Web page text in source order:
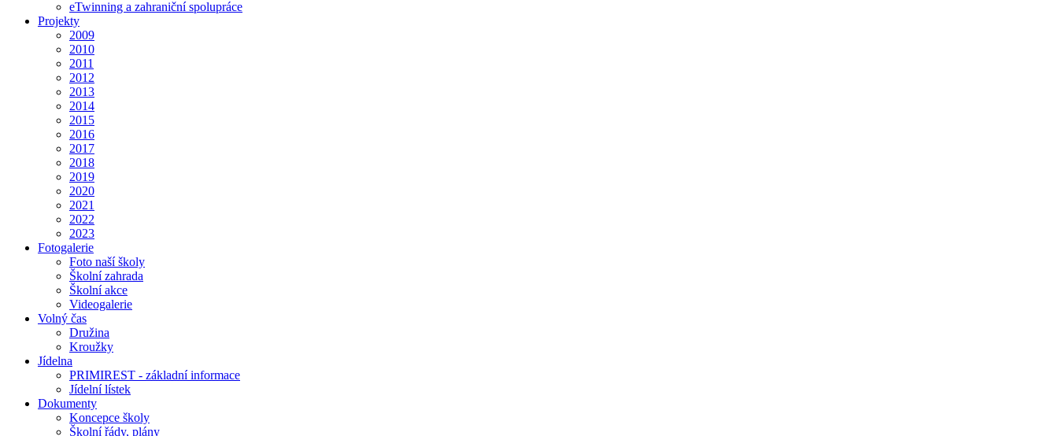
eTwinning a zahraniční spolupráce
Projekty
2009
2010
2011
2012
2013
2014
2015
2016
2017
2018
2019
2020
2021
2022
2023
Fotogalerie
Foto naší školy
Školní zahrada
Školní akce
Videogalerie
Volný čas
Družina
Kroužky
Jídelna
PRIMIREST - základní informace
Jídelní lístek
Dokumenty
Koncepce školy
Školní řády, plány